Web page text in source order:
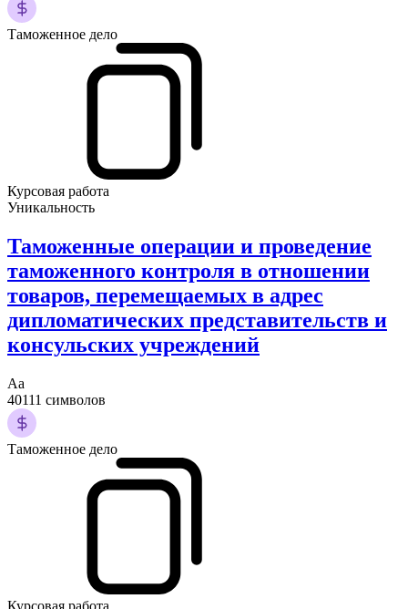
Таможенное дело
Курсовая работа
Уникальность
Таможенные операции и проведение
таможенного контроля в отношении
товаров, перемещаемых в адрес
дипломатических представительств и
консульских учреждений
Аа
40111 символов
Таможенное дело
Курсовая работа